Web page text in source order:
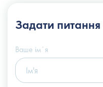
+38 (066) 122-6-111
info@slosser.com.ua
Задати питання
Ваше імʼя